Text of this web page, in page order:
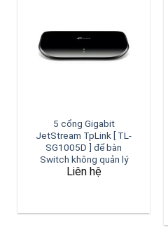
5 cổng Gigabit
JetStream TpLink [ TL-
SG1005D ] để bàn
Switch không quản lý
Liên hệ